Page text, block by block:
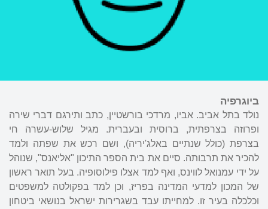
ביוגרפיה
נולד בתל אביב. אביו, מרדכי בורשטיין, כתב ותירגם דברי שירה
ופרוזה בצרפתית, ברוסית ובעברית. מגיל שלוש-עשרה חי
בצרפת (כולל שנתיים באלג'יריה), ושם רכש את שפתה ולמד
להכיר את תרבותה. סיים את בית הספר התיכון "אליאנס", שנוהל
על ידי עמנואל לווינס, ואף למד אצלו פילוסופיה. בעל תואר ראשון
של המכון למדעי המדינה בפריז, וכן למד בפקולטה למשפטים
וכלכלה בעיר זו. למחייתו עבד בשגרירות ישראל בנושאי ביטחון